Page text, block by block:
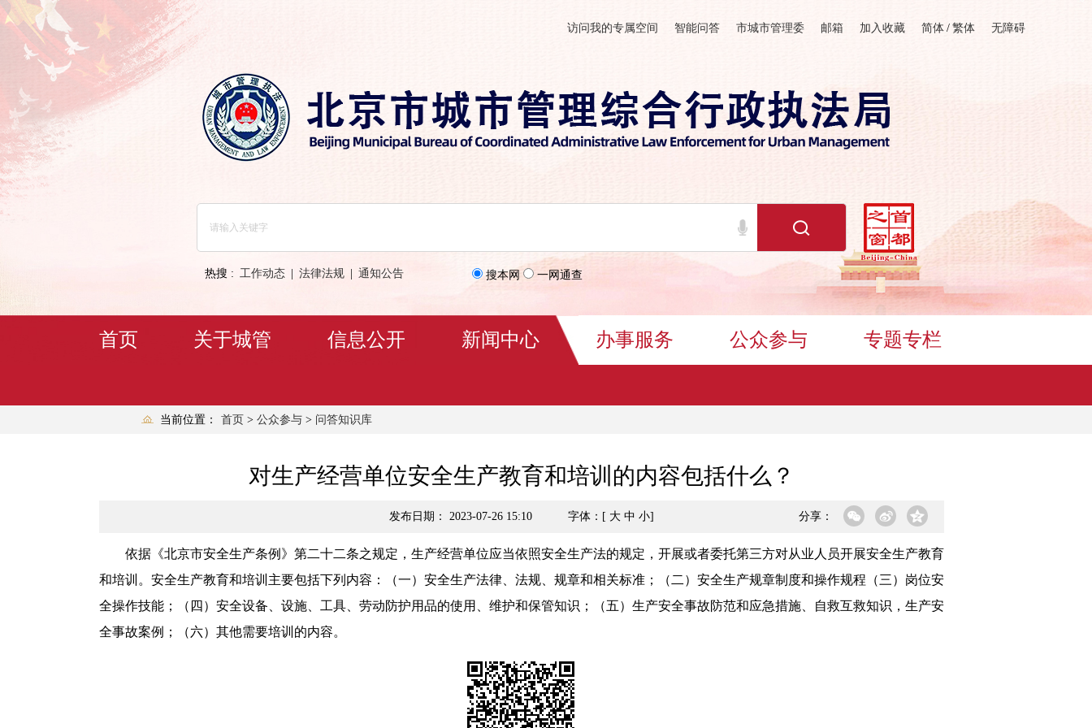
访问我的专属空间 智能问答 市城市管理委 邮箱 加入收藏 简体 / 繁体 无障碍
搜本网 一网通查
热搜 : 工作动态 法律法规 通知公告
首页 关于城管 信息公开 新闻中心 办事服务 公众参与 专题专栏
当前位置： 首页 > 公众参与 > 问答知识库
对生产经营单位安全生产教育和培训的内容包括什么？
发布日期： 2023-07-26 15:10 字体：[ 大 中 小] 分享：
依据《北京市安全生产条例》第二十二条之规定，生产经营单位应当依照安全生产法的规定，开展或者委托第三方对从业人员开展安全生产教育
和培训。安全生产教育和培训主要包括下列内容：（一）安全生产法律、法规、规章和相关标准；（二）安全生产规章制度和操作规程（三）岗位安
全操作技能；（四）安全设备、设施、工具、劳动防护用品的使用、维护和保管知识；（五）生产安全事故防范和应急措施、自救互救知识，生产安
全事故案例；（六）其他需要培训的内容。